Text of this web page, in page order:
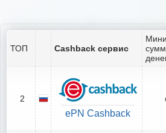
ТОП Cashback сервис
2
ePN Cashback